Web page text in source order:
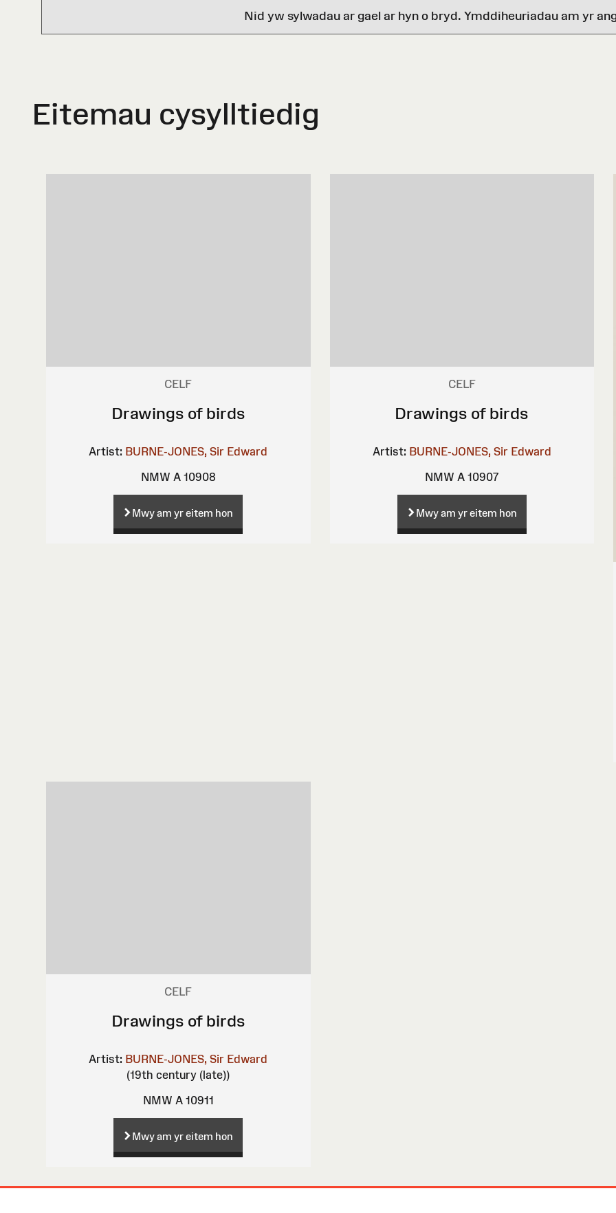
Nid yw sylwadau ar gael ar hyn o bryd. Ymddiheuriadau am yr
Eitemau cysylltiedig
CELF
Drawings of birds
Artist: BURNE-JONES, Sir Edward
NMW A 10908
Mwy am yr eitem hon
CELF
Drawings of birds
Artist: BURNE-JONES, Sir Edward
NMW A 10907
Mwy am yr eitem hon
CELF
Drawings of birds
Artist: BURNE-JONES, Sir Edward
(19th century (late))
NMW A 10911
Mwy am yr eitem hon